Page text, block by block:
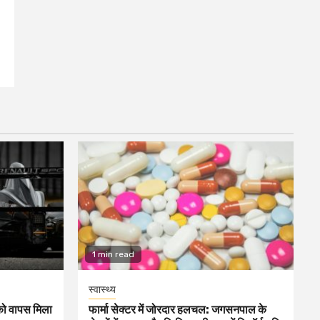
वापस मिला
1 min read
स्वास्थ्य
फार्मा सेक्टर में जोरदार हलचल: जगसनपाल के